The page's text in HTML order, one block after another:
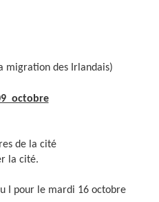
migration des Irlandais)
octobre
de la cité
la cité.
I pour le mardi 16 octobre